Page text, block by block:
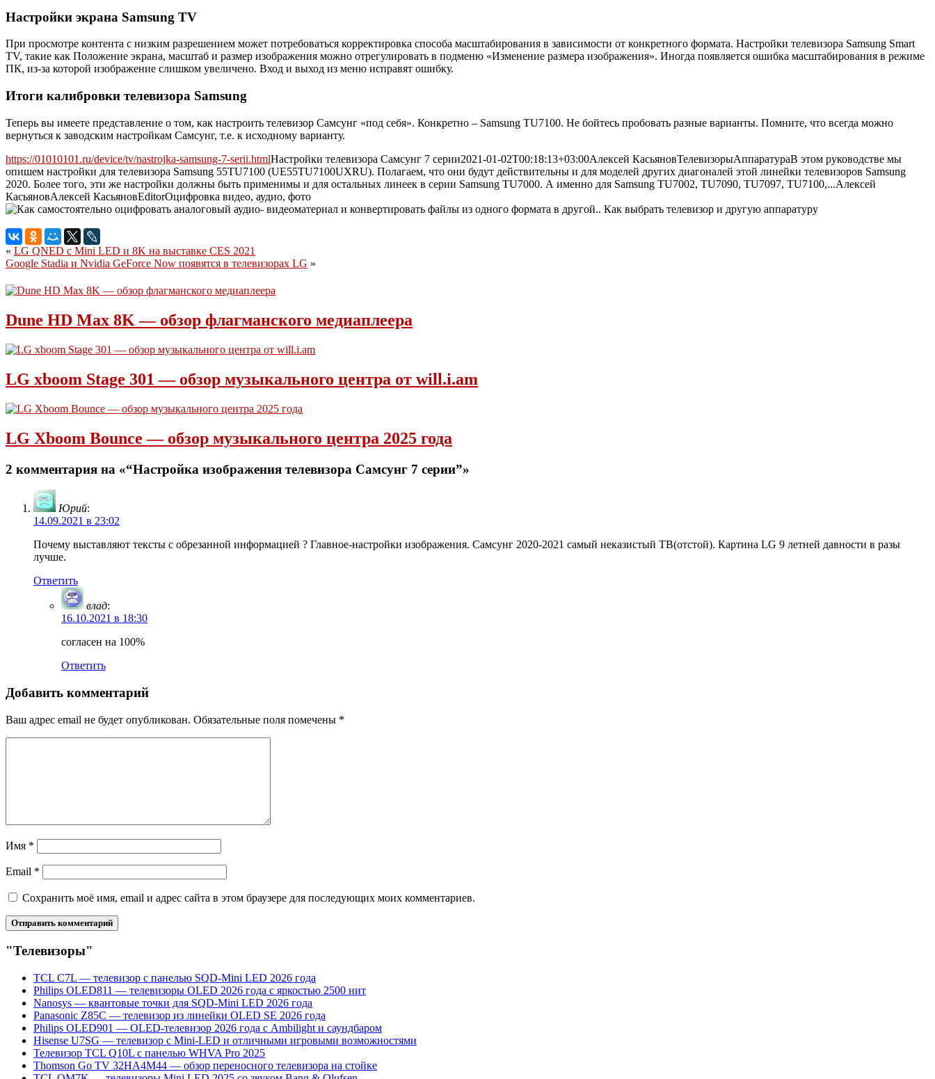
Настройки экрана Samsung TV
При просмотре контента с низким разрешением может потребоваться корректировка способа масштабирования в зависимости от конкретного формата. Настройки телевизора Samsung Smart
TV, такие как Положение экрана, масштаб и размер изображения можно отрегулировать в подменю «Изменение размера изображения». Иногда появляется ошибка масштабирования в режиме
ПК, из-за которой изображение слишком увеличено. Вход и выход из меню исправят ошибку.
Итоги калибровки телевизора Samsung
Теперь вы имеете представление о том, как настроить телевизор Самсунг «под себя». Конкретно – Samsung TU7100. Не бойтесь пробовать разные варианты. Помните, что всегда можно
вернуться к заводским настройкам Самсунг, т.е. к исходному варианту.
https://01010101.ru/device/tv/nastrojka-samsung-7-serii.htmlНастройки телевизора Самсунг 7 серии2021-01-02T00:18:13+03:00Алексей КасьяновТелевизорыАппаратураВ этом руководстве мы
опишем настройки для телевизора Samsung 55TU7100 (UE55TU7100UXRU). Полагаем, что они будут действительны и для моделей других диагоналей этой линейки телевизоров Samsung
2020. Более того, эти же настройки должны быть применимы и для остальных линеек в серии Samsung TU7000. А именно для Samsung TU7002, TU7090, TU7097, TU7100,...Алексей
КасьяновАлексей КасьяновEditorОцифровка видео, аудио, фото
« LG QNED с Mini LED и 8K на выставке CES 2021
Google Stadia и Nvidia GeForce Now появятся в телевизорах LG »
Dune HD Max 8K — обзор флагманского медиаплеера
LG xboom Stage 301 — обзор музыкального центра от will.i.am
LG Xboom Bounce — обзор музыкального центра 2025 года
2 комментария на «“Настройка изображения телевизора Самсунг 7 серии”»
Юрий:
14.09.2021 в 23:02
Почему выставляют тексты с обрезанной информацией ? Главное-настройки изображения. Самсунг 2020-2021 самый неказистый ТВ(отстой). Картина LG 9 летней давности в разы
лучше.
Ответить
влад:
16.10.2021 в 18:30
согласен на 100%
Ответить
Добавить комментарий
Ваш адрес email не будет опубликован. Обязательные поля помечены *
Имя *
Email *
Сохранить моё имя, email и адрес сайта в этом браузере для последующих моих комментариев.
"Телевизоры"
TCL C7L — телевизор с панелью SQD-Mini LED 2026 года
Philips OLED811 — телевизоры OLED 2026 года с яркостью 2500 нит
Nanosys — квантовые точки для SQD-Mini LED 2026 года
Panasonic Z85C — телевизор из линейки OLED SE 2026 года
Philips OLED901 — OLED-телевизор 2026 года с Ambilight и саундбаром
Hisense U7SG — телевизор с Mini-LED и отличными игровыми возможностями
Телевизор TCL Q10L с панелью WHVA Pro 2025
Thomson Go TV 32HA4M44 — обзор переносного телевизора на стойке